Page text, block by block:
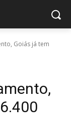
Goiás já tem